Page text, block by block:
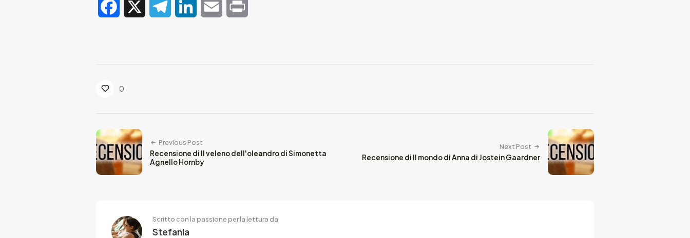
Facebook TelegramLinkedIn Email
0
Previous Post
Recensione di Il veleno dell'oleandro di Simonetta
Agnello Hornby
Next Post
Recensione di Il mondo di Anna di Jostein Gaardner
Scritto con la passione per la lettura da
Stefania